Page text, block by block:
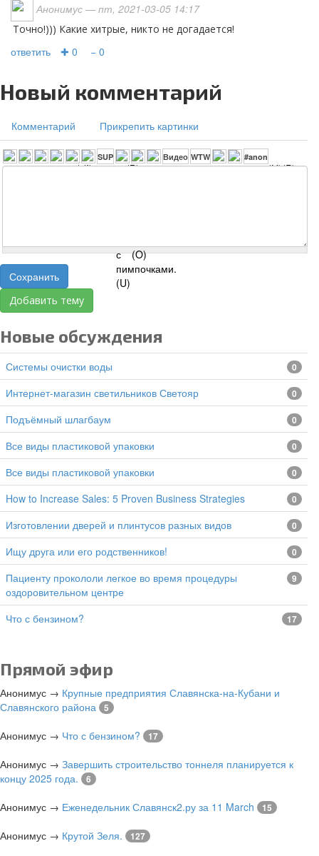
Анонимус — пт, 2021-03-05 14:17
Точно!))) Какие хитрые, никто не догадается!
ответить ✚ 0 − 0
Новый комментарий
Комментарий Прикрепить картинки
Сохранить
Добавить тему
Новые обсуждения
Системы очистки воды 0
Интернет-магазин светильников Светояр 0
подъёмный шлагбаум 0
все виды пластиковой упаковки 0
все виды пластиковой упаковки 0
How to Increase Sales: 5 Proven Business Strategies 0
изготовлении дверей и плинтусов разных видов 0
Ищу друга или его родственников! 0
Пациенту прокололи легкое во время процедуры
оздоровительном центре
9
Что с бензином? 17
Прямой эфир
Анонимус → Крупные предприятия Славянска-на-Кубани и
Славянского района
5
Анонимус → Что с бензином? 17
Анонимус → Завершить строительство тоннеля планируется к
концу 2025 года.
6
Анонимус → Еженедельник Славянск2.ру за 11 March 15
Анонимус → Крутой Зеля. 127